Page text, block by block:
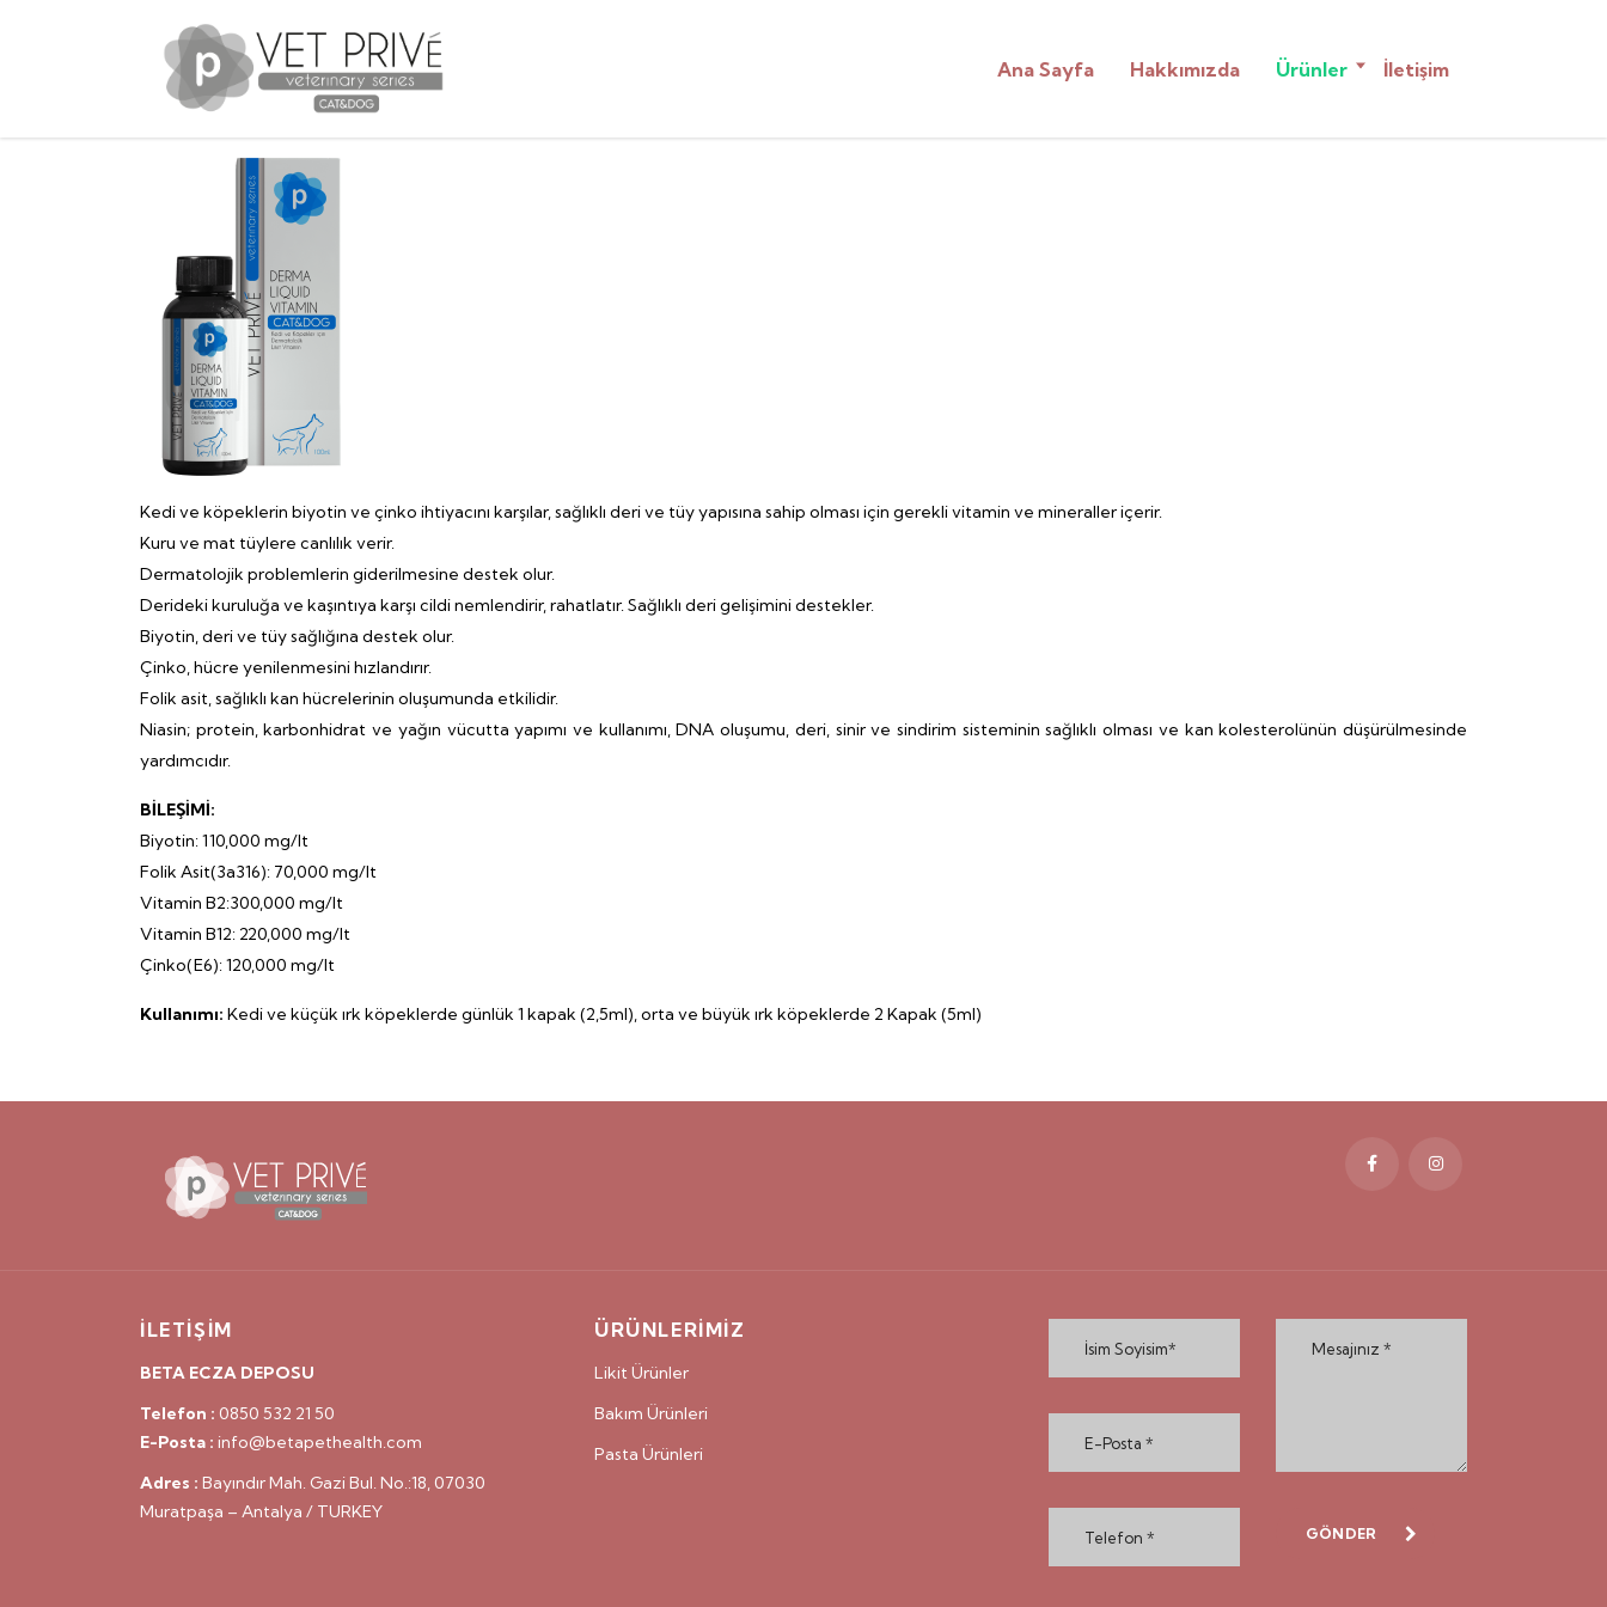
Ana Sayfa Hakkımızda Ürünler İletişim
Kedi ve köpeklerin biyotin ve çinko ihtiyacını karşılar, sağlıklı deri ve tüy yapısına sahip olması için gerekli vitamin ve mineraller içerir.
Kuru ve mat tüylere canlılık verir.
Dermatolojik problemlerin giderilmesine destek olur.
Derideki kuruluğa ve kaşıntıya karşı cildi nemlendirir, rahatlatır. Sağlıklı deri gelişimini destekler.
Biyotin, deri ve tüy sağlığına destek olur.
Çinko, hücre yenilenmesini hızlandırır.
Folik asit, sağlıklı kan hücrelerinin oluşumunda etkilidir.
Niasin; protein, karbonhidrat ve yağın vücutta yapımı ve kullanımı, DNA oluşumu, deri, sinir ve sindirim sisteminin sağlıklı olması ve kan kolesterolünün düşürülmesinde
yardımcıdır.
BİLEŞİMİ:
Biyotin: 110,000 mg/lt
Folik Asit(3a316): 70,000 mg/lt
Vitamin B2:300,000 mg/lt
Vitamin B12: 220,000 mg/lt
Çinko(E6): 120,000 mg/lt
Kullanımı: Kedi ve küçük ırk köpeklerde günlük 1 kapak (2,5ml), orta ve büyük ırk köpeklerde 2 Kapak (5ml)
İLETİŞİM
BETA ECZA DEPOSU
Telefon : 0850 532 21 50
E-Posta : info@betapethealth.com
Adres : Bayındır Mah. Gazi Bul. No.:18, 07030
Muratpaşa – Antalya / TURKEY
ÜRÜNLERİMİZ
Likit Ürünler
Bakım Ürünleri
Pasta Ürünleri
GÖNDER